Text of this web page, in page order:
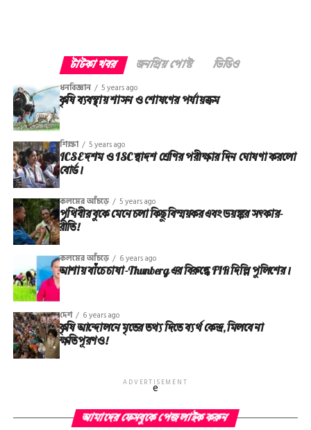
টাটকা খবর জনপ্রিয় পোস্ট ভিডিও
ধনবিজ্ঞান 5 years ago
কৃষি ব্যবস্থায় শাসন ও শোষণের পর্যায়ক্রম
শিক্ষা 5 years ago
ICSE দশম ও ISC দ্বাদশ শ্রেণির পরীক্ষার দিন ঘোষণা করলো
বোর্ড।
কলমের আঁচড়ে 5 years ago
পৃথিবীর বুকে মেনে চলা কিছু বিস্ময়কর এবং ভয়ঙ্কর সত্‍কার-
রীতি!
কলমের আঁচড়ে 6 years ago
আশায় বাঁচে চাষা-Thunberg এর বিরুদ্ধে FIR দিল্লি পুলিশের।
দেশ 6 years ago
কৃষি আন্দোলনে মৃতের তথ‌্য দিতে ব্যর্থ কেন্দ্র, মিলবে না
ক্ষতিপূরণও!
ADVERTISEMENT
e
আমাদের ফেসবুকে পেজ লাইক করুন